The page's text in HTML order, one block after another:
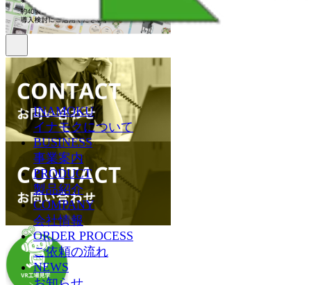
INAMOKU
イナモクについて
BUSINESS
事業案内
PRODUCT
製品紹介
COMPANY
会社情報
ORDER PROCESS
ご依頼の流れ
NEWS